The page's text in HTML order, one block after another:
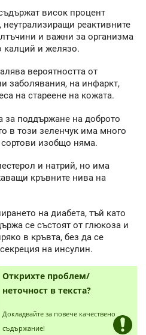
висок процент
реактивните
и важни за организма
калций и желязо.
вероятността от
заболявания, на инфаркт,
на стареене на кожата.
за поддържане на доброто
в този зеленчук има много
изобщо няма.
и натрий, но има
кръвните нива на
на диабета, тъй като
се състоят от глюкоза и
в кръвта, без да се
на инсулин.
Открихте проблем/
неточност в текста?
Докладвайте за повече качествено
съдържание!